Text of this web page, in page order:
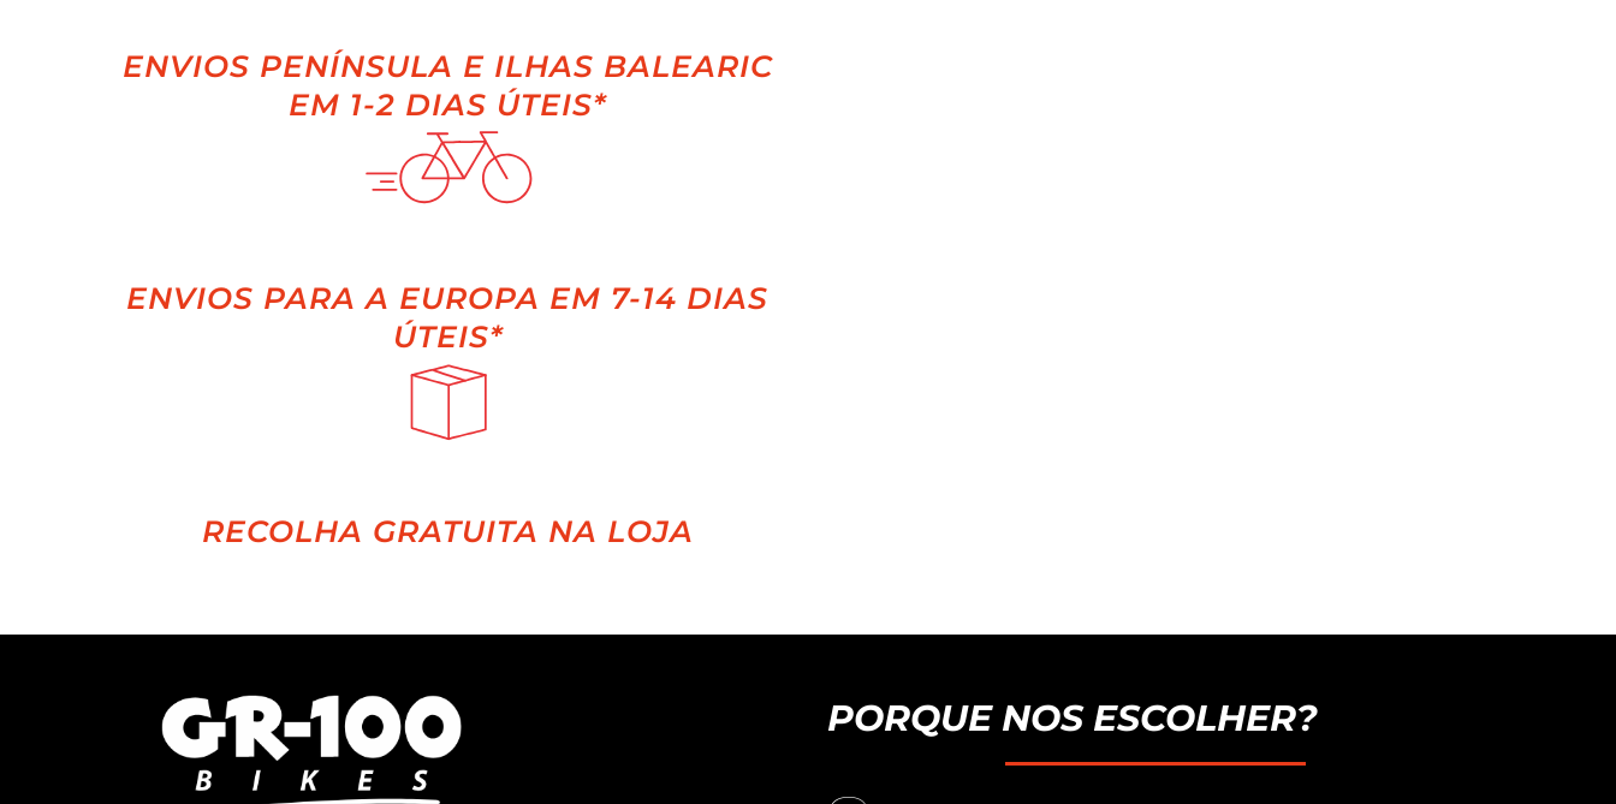
ENVIOS PENÍNSULA E ILHAS BALEARIC
EM 1-2 DIAS ÚTEIS*
ENVIOS PARA A EUROPA EM 7-14 DIAS
ÚTEIS*
RECOLHA GRATUITA NA LOJA
PORQUE NOS ESCOLHER?